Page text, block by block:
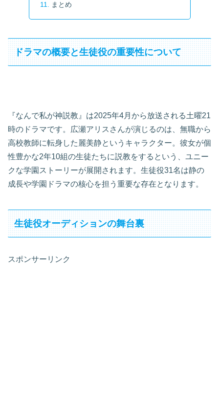
まとめ
ドラマの概要と生徒役の重要性について
『なんで私が神説教』は2025年4月から放送される土曜21
時のドラマです。広瀬アリスさんが演じるのは、無職から
高校教師に転身した麗美静というキャラクター。彼女が個
性豊かな2年10組の生徒たちに説教をするという、ユニー
クな学園ストーリーが展開されます。生徒役31名は静の
成長や学園ドラマの核心を担う重要な存在となります。
生徒役オーディションの舞台裏
スポンサーリンク